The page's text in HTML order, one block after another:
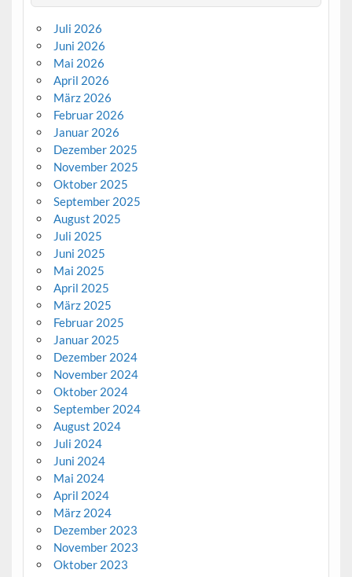
Juli 2026
Juni 2026
Mai 2026
April 2026
März 2026
Februar 2026
Januar 2026
Dezember 2025
November 2025
Oktober 2025
September 2025
August 2025
Juli 2025
Juni 2025
Mai 2025
April 2025
März 2025
Februar 2025
Januar 2025
Dezember 2024
November 2024
Oktober 2024
September 2024
August 2024
Juli 2024
Juni 2024
Mai 2024
April 2024
März 2024
Dezember 2023
November 2023
Oktober 2023